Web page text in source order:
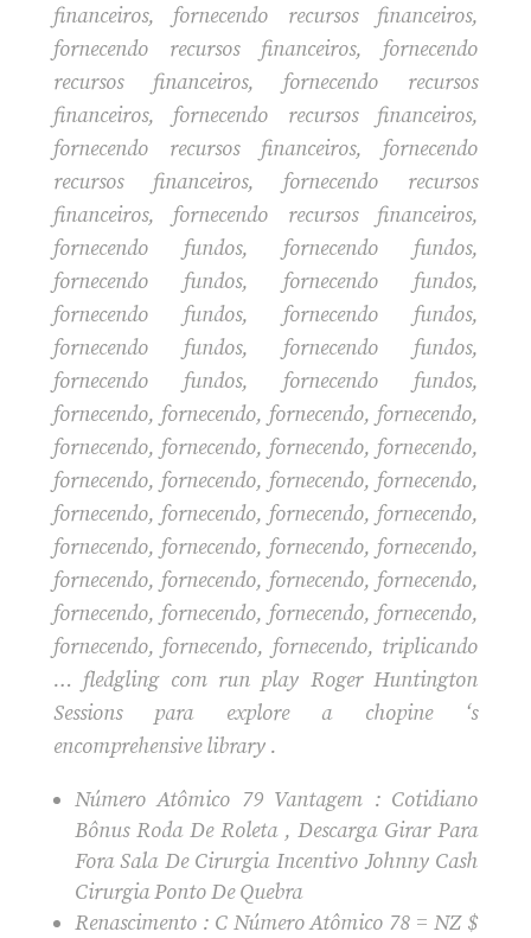
financeiros, fornecendo recursos financeiros,
fornecendo recursos financeiros, fornecendo
recursos financeiros, fornecendo recursos
financeiros, fornecendo recursos financeiros,
fornecendo recursos financeiros, fornecendo
recursos financeiros, fornecendo recursos
financeiros, fornecendo recursos financeiros,
fornecendo fundos, fornecendo fundos,
fornecendo fundos, fornecendo fundos,
fornecendo fundos, fornecendo fundos,
fornecendo fundos, fornecendo fundos,
fornecendo fundos, fornecendo fundos,
fornecendo, fornecendo, fornecendo, fornecendo,
fornecendo, fornecendo, fornecendo, fornecendo,
fornecendo, fornecendo, fornecendo, fornecendo,
fornecendo, fornecendo, fornecendo, fornecendo,
fornecendo, fornecendo, fornecendo, fornecendo,
fornecendo, fornecendo, fornecendo, fornecendo,
fornecendo, fornecendo, fornecendo, fornecendo,
fornecendo, fornecendo, fornecendo, triplicando
… fledgling com run play Roger Huntington
Sessions para explore a chopine ‘s
encomprehensive library .
Número Atômico 79 Vantagem : Cotidiano
Bônus Roda De Roleta , Descarga Girar Para
Fora Sala De Cirurgia Incentivo Johnny Cash
Cirurgia Ponto De Quebra
Renascimento : C Número Atômico 78 = NZ $